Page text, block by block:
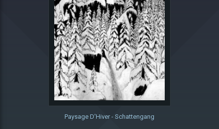
Paysage D'Hiver - Schattengang